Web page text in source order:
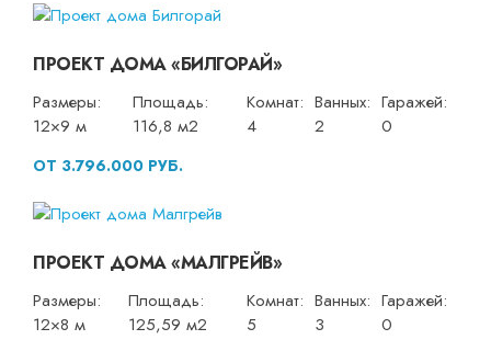
ПРОЕКТ ДОМА «БИЛГОРАЙ»
Размеры:
12×9 м
Площадь:
116,8 м2
Комнат:
4
Ванных:
2
Гаражей:
0
ОТ 3.796.000 РУБ.
ПРОЕКТ ДОМА «МАЛГРЕЙВ»
Размеры:
12×8 м
Площадь:
125,59 м2
Комнат:
5
Ванных:
3
Гаражей:
0